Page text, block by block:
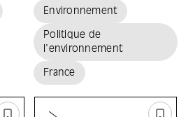
Environnement
Politique de
l'environnement
France